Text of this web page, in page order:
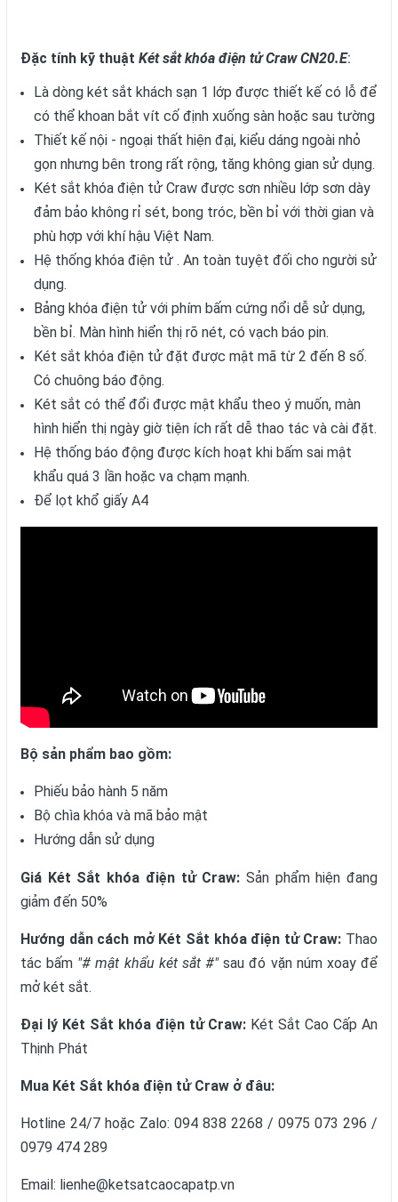
Đặc tính kỹ thuật Két sắt khóa điện tử Craw CN20.E:
Là dòng két sắt khách sạn 1 lớp được thiết kế có lỗ để
có thể khoan bắt vít cố định xuống sàn hoặc sau tường
Thiết kế nội - ngoại thất hiện đại, kiểu dáng ngoài nhỏ
gọn nhưng bên trong rất rộng, tăng không gian sử dụng.
Két sắt khóa điện tử Craw được sơn nhiều lớp sơn dày
đảm bảo không rỉ sét, bong tróc, bền bỉ với thời gian và
phù hợp với khí hậu Việt Nam.
Hệ thống khóa điện tử . An toàn tuyệt đối cho người sử
dụng.
Bảng khóa điện tử với phím bấm cứng nổi dễ sử dụng,
bền bỉ. Màn hình hiển thị rõ nét, có vạch báo pin.
Két sắt khóa điện tử đặt được mật mã từ 2 đến 8 số.
Có chuông báo động.
Két sắt có thể đổi được mật khẩu theo ý muốn, màn
hình hiển thị ngày giờ tiện ích rất dễ thao tác và cài đặt.
Hệ thống báo động được kích hoạt khi bấm sai mật
khẩu quá 3 lần hoặc va chạm mạnh.
Để lọt khổ giấy A4
Bộ sản phẩm bao gồm:
Phiếu bảo hành 5 năm
Bộ chìa khóa và mã bảo mật
Hướng dẫn sử dụng
Giá Két Sắt khóa điện tử Craw: Sản phẩm hiện đang
giảm đến 50%
Hướng dẫn cách mở Két Sắt khóa điện tử Craw: Thao
tác bấm "# mật khẩu két sắt #"sau đó vặn núm xoay để
mở két sắt.
Đại lý Két Sắt khóa điện tử Craw: Két Sắt Cao Cấp An
Thịnh Phát
Mua Két Sắt khóa điện tử Craw ở đâu:
Hotline 24/7 hoặc Zalo: 094 838 2268 / 0975 073 296 /
0979 474 289
Email: lienhe@ketsatcaocapatp.vn